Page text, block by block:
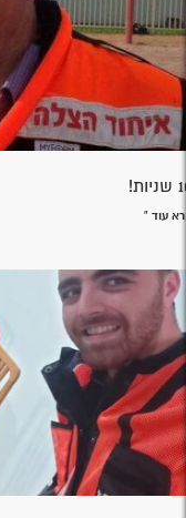
עוד »